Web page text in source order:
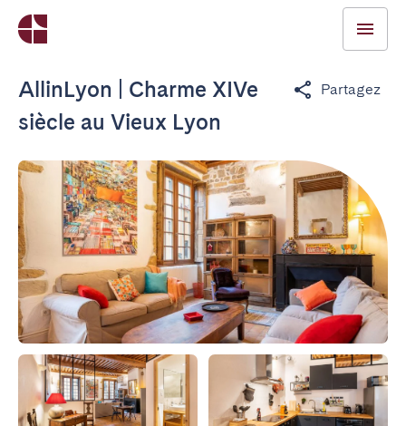
AllinLyon | Charme XIVe
siècle au Vieux Lyon
Partagez